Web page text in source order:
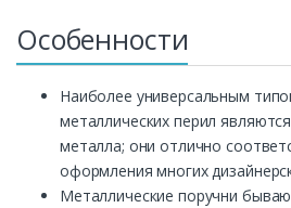
Особенности
Наиболее универсальным
металлических перил
металла; они отлично
оформления многих
Металлические поручни